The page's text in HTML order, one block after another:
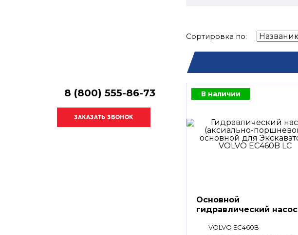
8 (800) 555-86-73
Сортировка по:
В наличии
Основной
гидравлический насос
VOLVO EC460B